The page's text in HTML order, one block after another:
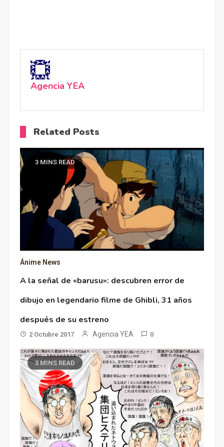
Agencia YEA
Related Posts
3 MINS READ
Ánime News
A la señal de «barusu»: descubren error de
dibujo en legendario filme de Ghibli, 31 años
después de su estreno
2 Octubre 2017 Agencia YEA 0
3 MINS READ